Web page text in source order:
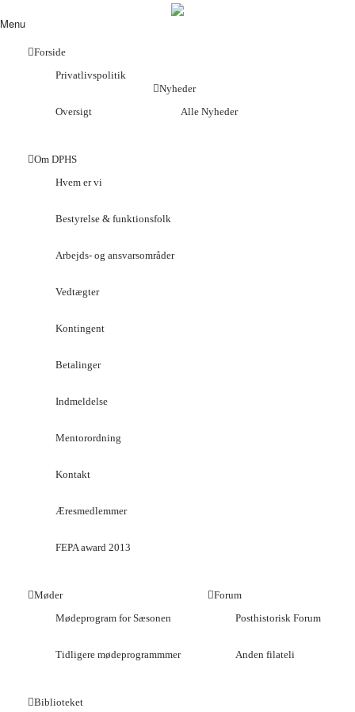
Menu
Forside
Privatlivspolitik
Oversigt
Nyheder
Alle Nyheder
Om DPHS
Hvem er vi
Bestyrelse & funktionsfolk
Arbejds- og ansvarsområder
Vedtægter
Kontingent
Betalinger
Indmeldelse
Mentorordning
Kontakt
Æresmedlemmer
FEPA award 2013
Møder
Mødeprogram for Sæsonen
Tidligere mødeprogrammmer
Forum
Posthistorisk Forum
Anden filateli
Biblioteket